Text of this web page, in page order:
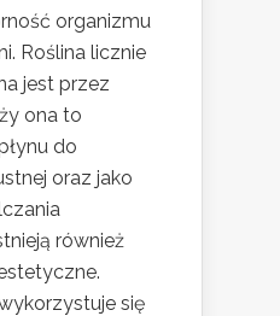
organizmu
Roślina licznie
jest przez
ona to
do
oraz jako
również
się